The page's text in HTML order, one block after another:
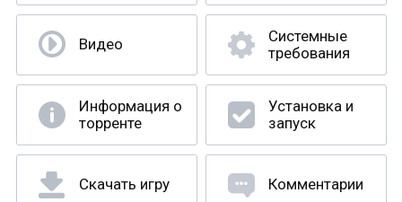
Видео
Системные
требования
Информация о
торренте
Установка и
запуск
Скачать игру Комментарии